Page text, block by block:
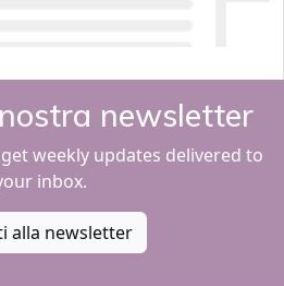
newsletter
weekly updates delivered to
inbox.
alla newsletter